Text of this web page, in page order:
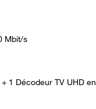
Mbit/s
1 Décodeur TV UHD en